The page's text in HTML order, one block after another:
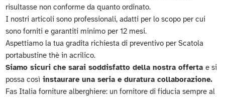
risultasse non conforme da quanto ordinato.
I nostri articoli sono professionali, adatti per lo scopo per cui
sono forniti e garantiti minimo per 12 mesi.
Aspettiamo la tua gradita richiesta di preventivo per Scatola
portabustine thè in acrilico.
Siamo sicuri che sarai soddisfatto della nostra offertae si
possa così instaurare una seria e duratura collaborazione.
Fas Italia forniture alberghiere: un fornitore di fiducia sempre al